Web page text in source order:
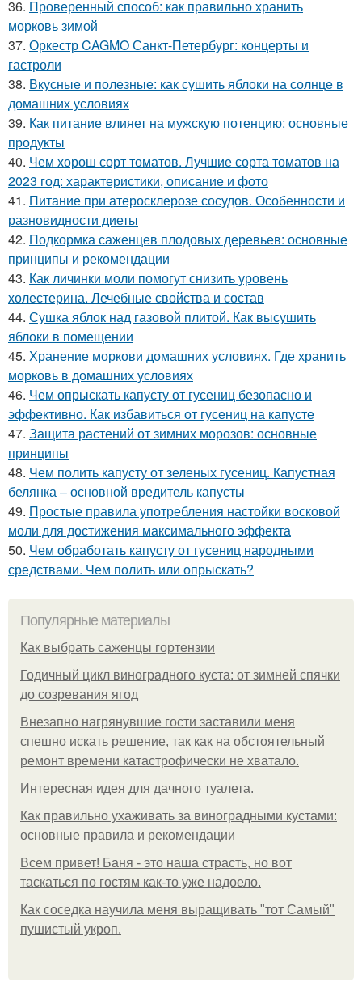
36. Проверенный способ: как правильно хранить
морковь зимой
37. Оркестр CAGMO Санкт-Петербург: концерты и
гастроли
38. Вкусные и полезные: как сушить яблоки на солнце в
домашних условиях
39. Как питание влияет на мужскую потенцию: основные
продукты
40. Чем хорош сорт томатов. Лучшие сорта томатов на
2023 год: характеристики, описание и фото
41. Питание при атеросклерозе сосудов. Особенности и
разновидности диеты
42. Подкормка саженцев плодовых деревьев: основные
принципы и рекомендации
43. Как личинки моли помогут снизить уровень
холестерина. Лечебные свойства и состав
44. Сушка яблок над газовой плитой. Как высушить
яблоки в помещении
45. Хранение моркови домашних условиях. Где хранить
морковь в домашних условиях
46. Чем опрыскать капусту от гусениц безопасно и
эффективно. Как избавиться от гусениц на капусте
47. Защита растений от зимних морозов: основные
принципы
48. Чем полить капусту от зеленых гусениц. Капустная
белянка – основной вредитель капусты
49. Простые правила употребления настойки восковой
моли для достижения максимального эффекта
50. Чем обработать капусту от гусениц народными
средствами. Чем полить или опрыскать?
Популярные материалы
Как выбрать саженцы гортензии
Годичный цикл виноградного куста: от зимней спячки
до созревания ягод
Внезапно нагрянувшие гости заставили меня
спешно искать решение, так как на обстоятельный
ремонт времени катастрофически не хватало.
Интересная идея для дачного туалета.
Как правильно ухаживать за виноградными кустами:
основные правила и рекомендации
Всем привет! Баня - это наша страсть, но вот
таскаться по гостям как-то уже надоело.
Как соседка научила меня выращивать "тот Самый"
пушистый укроп.